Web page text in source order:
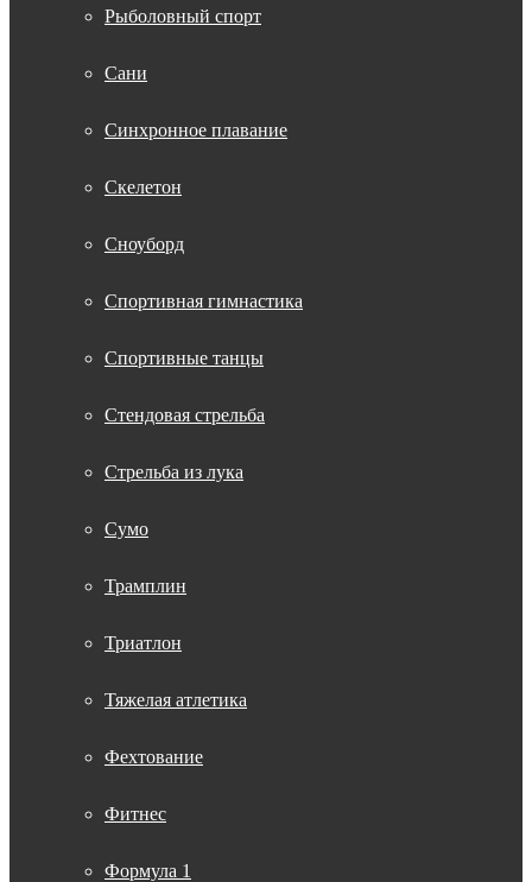
Рыболовный спорт
Сани
Синхронное плавание
Скелетон
Сноуборд
Спортивная гимнастика
Спортивные танцы
Стендовая стрельба
Стрельба из лука
Сумо
Трамплин
Триатлон
Тяжелая атлетика
Фехтование
Фитнес
Формула 1